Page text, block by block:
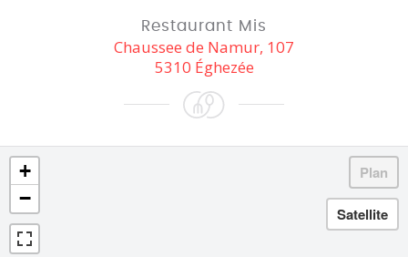
Restaurant Mis
Chaussee de Namur, 107
5310 Éghezée
+
−